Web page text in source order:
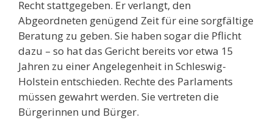
Recht stattgegeben. Er verlangt, den
Abgeordneten genügend Zeit für eine sorgfältige
Beratung zu geben. Sie haben sogar die Pflicht
dazu – so hat das Gericht bereits vor etwa 15
Jahren zu einer Angelegenheit in Schleswig-
Holstein entschieden. Rechte des Parlaments
müssen gewahrt werden. Sie vertreten die
Bürgerinnen und Bürger.